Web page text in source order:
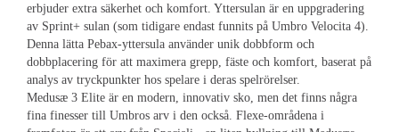
erbjuder extra säkerhet och komfort. Yttersulan är en uppgradering
av Sprint+ sulan (som tidigare endast funnits på Umbro Velocita 4).
Denna lätta Pebax-yttersula använder unik dobbform och
dobbplacering för att maximera grepp, fäste och komfort, baserat på
analys av tryckpunkter hos spelare i deras spelrörelser.
Medusæ 3 Elite är en modern, innovativ sko, men det finns några
fina finesser till Umbros arv i den också. Flexe-områdena i